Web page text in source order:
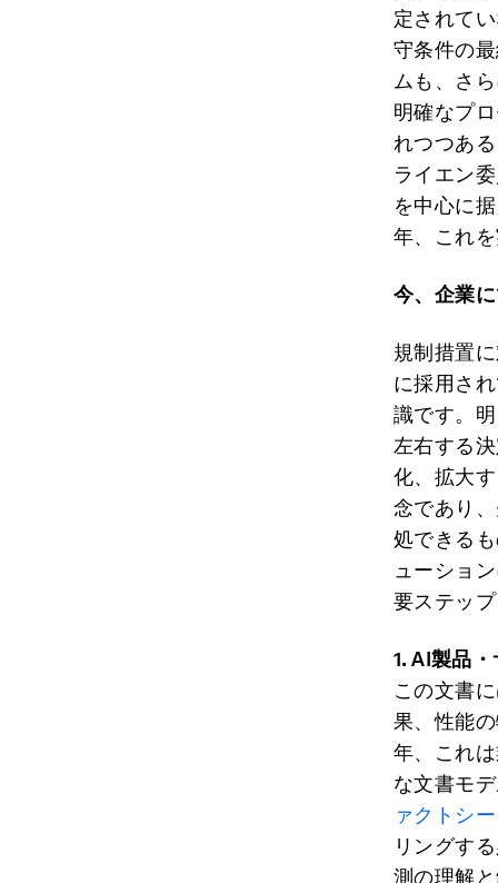
定されて
守条件の
ムも、さ
明確なプ
れつつあ
ライエン
を中心に
年、これ
今、企業
規制措置
に採用さ
識です。
左右する
化、拡大
念であり
処できる
ューショ
要ステッ
1. AI製品・
この文書
果、性能
年、これ
な文書モ
ァクトシ
リングす
測の理解